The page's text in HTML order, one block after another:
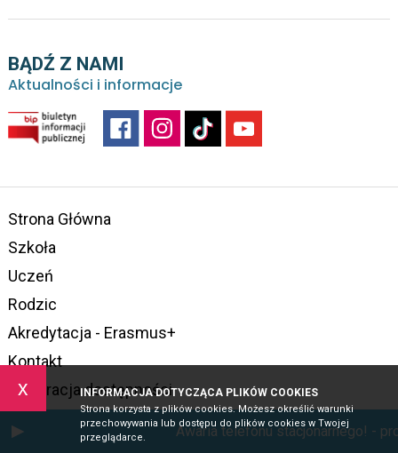
x INFORMACJA DOTYCZĄCA PLIKÓW COOKIES
Strona korzysta z plików cookies. Możesz określić warunki
przechowywania lub dostępu do plików cookies w Twojej
przeglądarce.
Awaria telefonu stacjonarnego! -
BĄDŹ Z NAMI
Aktualności i informacje
Strona Główna
Szkoła
Uczeń
Rodzic
Akredytacja - Erasmus+
Kontakt
Deklaracja dostępności